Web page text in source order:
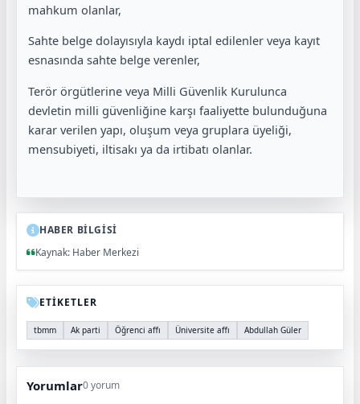
mahkum olanlar,
Sahte belge dolayısıyla kaydı iptal edilenler veya kayıt
esnasında sahte belge verenler,
Terör örgütlerine veya Milli Güvenlik Kurulunca
devletin milli güvenliğine karşı faaliyette bulunduğuna
karar verilen yapı, oluşum veya gruplara üyeliği,
mensubiyeti, iltisakı ya da irtibatı olanlar.
HABER BİLGİSİ
Kaynak: Haber Merkezi
ETİKETLER
tbmm Ak parti Öğrenci affı Üniversite affı Abdullah Güler
Yorumlar0 yorum